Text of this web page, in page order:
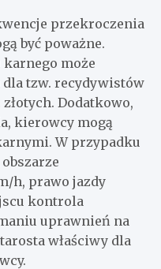
przekroczenia
być poważne.
może
dla tzw. recydywistów
Dodatkowo,
kierowcy mogą
W przypadku
h, prawo jazdy
kontrola
uprawnień na
właściwy dla